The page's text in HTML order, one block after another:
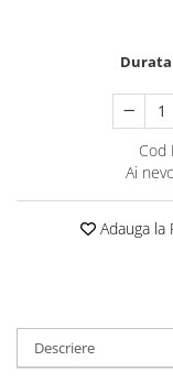
Comode lux-
Dulapuri haine si
Masute de toaleta
Paturi lemn & pal
Paturi metalice
Cod
Ai
Adauga la
Descriere